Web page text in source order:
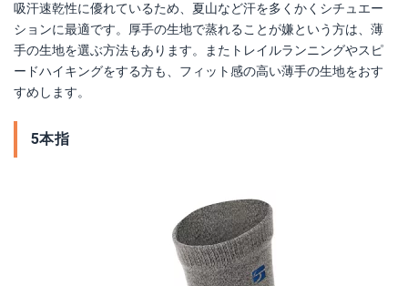
吸汗速乾性に優れているため、夏山など汗を多くかくシチュエー
ションに最適です。厚手の生地で蒸れることが嫌という方は、薄
手の生地を選ぶ方法もあります。またトレイルランニングやスピ
ードハイキングをする方も、フィット感の高い薄手の生地をおす
すめします。
5本指